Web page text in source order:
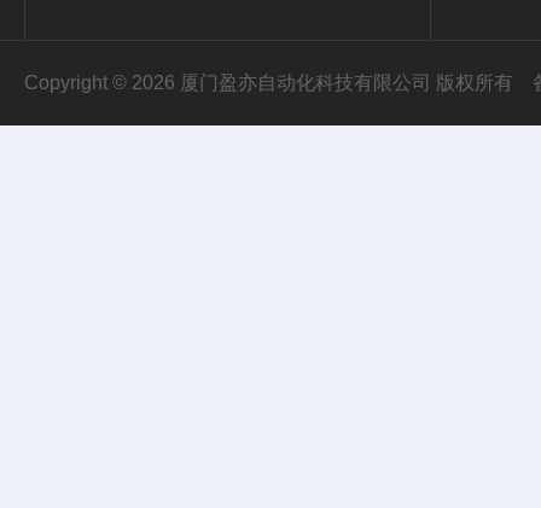
Copyright © 2026 厦门盈亦自动化科技有限公司 版权所有